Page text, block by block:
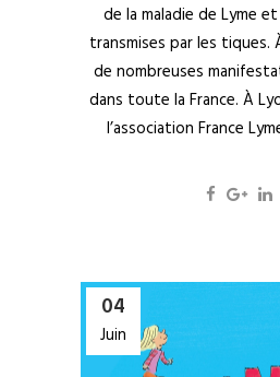
de la maladie de Lyme
transmises par les tiques.
de nombreuses
dans toute la France. À
l’association France
04
Juin